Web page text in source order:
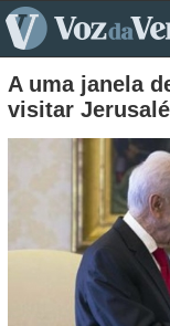
A uma janela
visitar